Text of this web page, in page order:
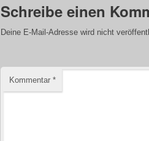
Schreibe einen
Deine E-Mail-Adresse wird nicht
Kommentar *